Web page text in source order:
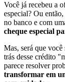
Você já recebeu a
especial? Ou
no banco e com
cheque especial
Mas, será que
trás desse crédito
parece resolver
transformar em